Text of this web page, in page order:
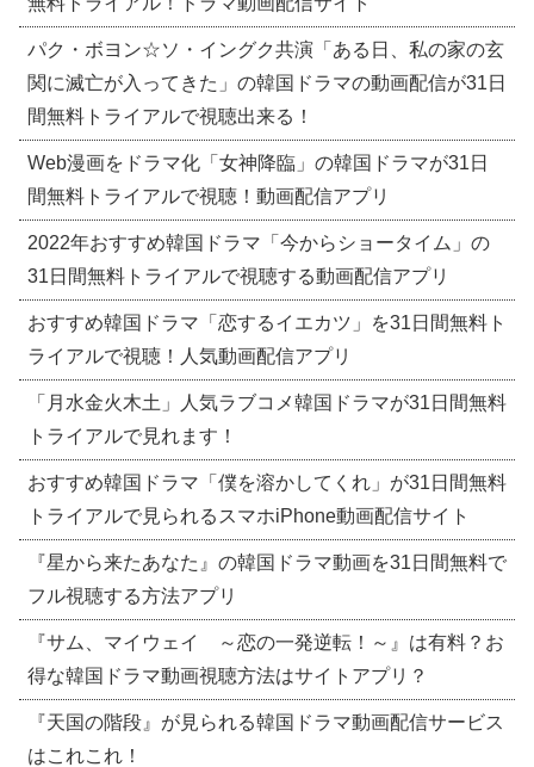
パク・ボヨン☆ソ・イングク共演「ある日、私の家の玄
関に滅亡が入ってきた」の韓国ドラマの動画配信が31日
間無料トライアルで視聴出来る！
Web漫画をドラマ化「女神降臨」の韓国ドラマが31日
間無料トライアルで視聴！動画配信アプリ
2022年おすすめ韓国ドラマ「今からショータイム」の
31日間無料トライアルで視聴する動画配信アプリ
おすすめ韓国ドラマ「恋するイエカツ」を31日間無料ト
ライアルで視聴！人気動画配信アプリ
「月水金火木土」人気ラブコメ韓国ドラマが31日間無料
トライアルで見れます！
おすすめ韓国ドラマ「僕を溶かしてくれ」が31日間無料
トライアルで見られるスマホiPhone動画配信サイト
『星から来たあなた』の韓国ドラマ動画を31日間無料で
フル視聴する方法アプリ
『サム、マイウェイ ～恋の一発逆転！～』は有料？お
得な韓国ドラマ動画視聴方法はサイトアプリ？
『天国の階段』が見られる韓国ドラマ動画配信サービス
はこれこれ！